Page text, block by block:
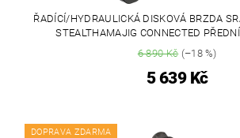
ŘADÍCÍ/HYDRAULICKÁ DISKOVÁ BRZDA
STEALTHAMAJIG CONNECTED
6 890 Kč(–18 %)
5 639 Kč
DOPRAVA ZDARMA